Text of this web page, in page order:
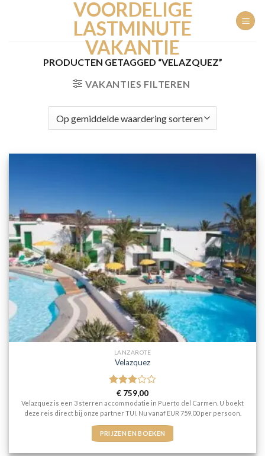
VOORDELIGE
LASTMINUTE
VAKANTIE
PRODUCTEN GETAGGED “VELAZQUEZ”
VAKANTIES FILTEREN
LANZAROTE
Velazquez
Gewaardeerd
3uit 5
€ 759,00
Velazquez is een 3 sterren accommodatie in Puerto del Carmen. U boekt
deze reis direct bij onze partner TUI. Nu vanaf EUR 759.00 per persoon.
PRIJZEN EN BOEKEN